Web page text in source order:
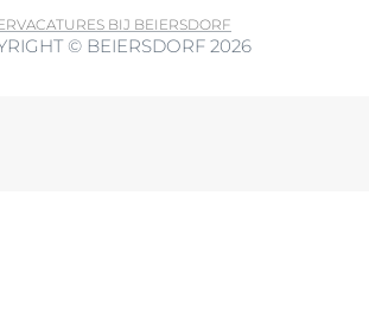
VACATURES BIJ BEIERSDORF
© BEIERSDORF 2026